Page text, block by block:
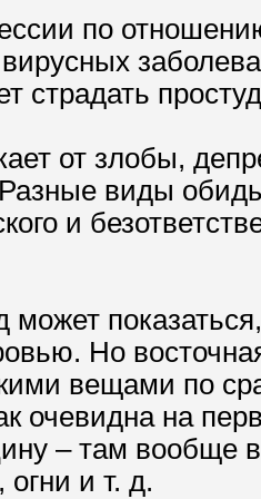
по
страдать
от злобы,
виды
и
может
Но
вещами по
очевидна на
– там вообще
и т. д.